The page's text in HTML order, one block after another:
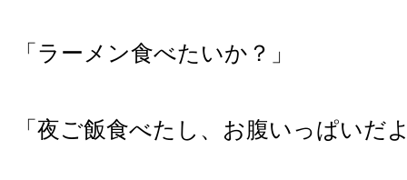
「ラーメン食べたいか？」
「夜ご飯食べたし、お腹いっぱいだ